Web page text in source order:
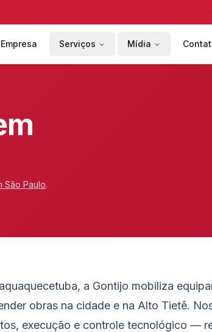
Serviços Mídia
São Paulo.
a Gontijo mobiliza
obras na cidade e na Alto Tietê.
execução e controle tecnológico —